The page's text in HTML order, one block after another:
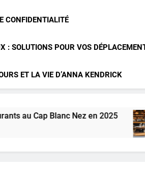
CONFIDENTIALITÉ
: SOLUTIONS POUR VOS
ET LA VIE D’ANNA KENDRICK
Blanc Nez en 2025
2